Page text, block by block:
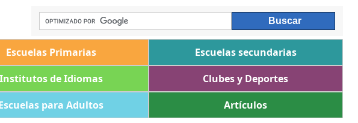
Escuelas Primarias
Escuelas secundarias
Institutos de Idiomas
Clubes y Deportes
para Adultos Artículos